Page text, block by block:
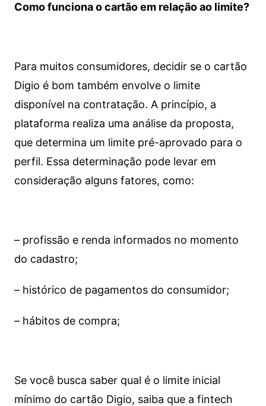
Como funciona o cartão em relação ao limite?
Para muitos consumidores, decidir se o cartão
Digio é bom também envolve o limite
disponível na contratação. A princípio, a
plataforma realiza uma análise da proposta,
que determina um limite pré-aprovado para o
perfil. Essa determinação pode levar em
consideração alguns fatores, como:
– profissão e renda informados no momento
do cadastro;
– histórico de pagamentos do consumidor;
– hábitos de compra;
Se você busca saber qual é o limite inicial
mínimo do cartão Digio, saiba que a fintech